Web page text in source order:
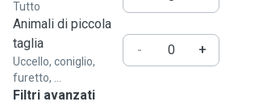
Tutto
Animali di piccola
taglia
Uccello, coniglio,
furetto, ...
- +
Filtri avanzati